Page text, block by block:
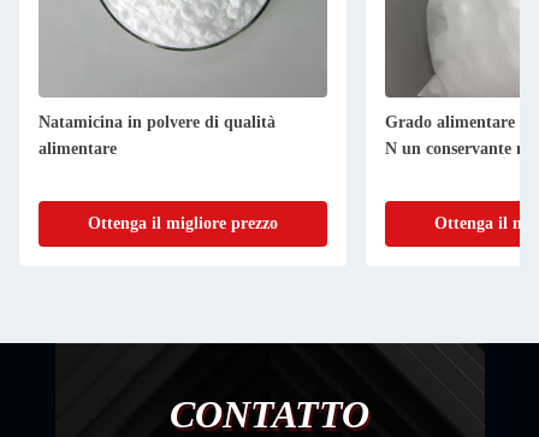
Natamicina in polvere di qualità
alimentare
Ottenga il migliore prezzo
Grado alimentare
N un conservante
Ottenga il
CONTATTO